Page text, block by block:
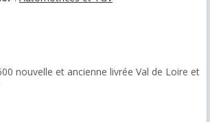
nouvelle et ancienne livrée Val de Loire et